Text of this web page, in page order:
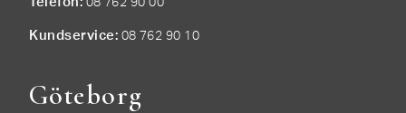
Kundservice 08 762 90 10
Göteborg